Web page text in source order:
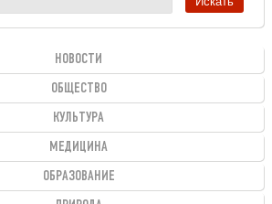
НОВОСТИ
ОБЩЕСТВО
КУЛЬТУРА
МЕДИЦИНА
ОБРАЗОВАНИЕ